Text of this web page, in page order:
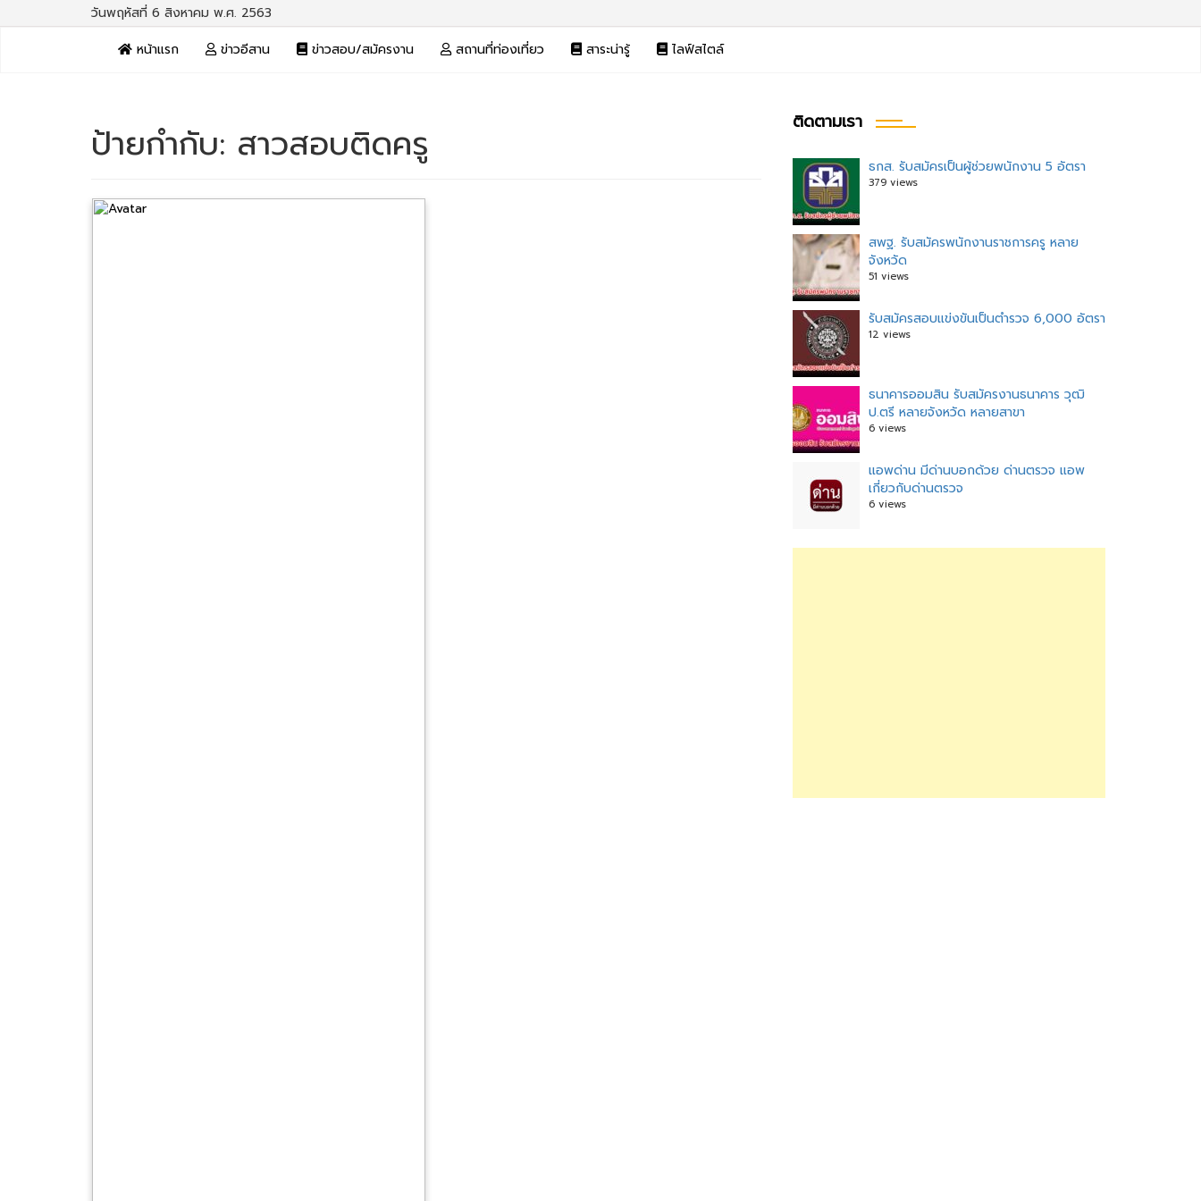
วันพฤหัสที่ 6 สิงหาคม พ.ศ. 2563
หน้าแรก
ข่าวอีสาน ข่าวสอบ/สมัครงาน สถานที่ท่องเที่ยว สาระน่ารู้ ไลฟ์สไตล์
ป้ายกำกับ: สาวสอบติดครู ติดตามเรา
ธกส. รับสมัครเป็นผู้ช่วยพนักงาน 5 อัตรา
379 views
สพฐ. รับสมัครพนักงานราชการครู หลาย
จังหวัด
51 views
รับสมัครสอบแข่งขันเป็นตำรวจ 6,000 อัตรา
12 views
ธนาคารออมสิน รับสมัครงานธนาคาร วุฒิ
ป.ตรี หลายจังหวัด หลายสาขา
6 views
แอพด่าน มีด่านบอกด้วย ด่านตรวจ แอพ
เกี่ยวกับด่านตรวจ
6 views